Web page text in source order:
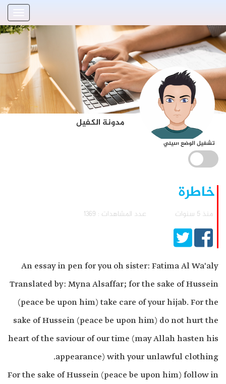
مدونة الكفيل
تشغيل الوضع الليلي
خاطرة
منذ 5 سنوات عدد المشاهدات : 1369
An essay in pen for you oh sister: Fatima Al Wa'aly
Translated by: Myna Alsaffar; for the sake of Hussein
(peace be upon him) take care of your hijab. For the
sake of Hussein (peace be upon him) do not hurt the
heart of the saviour of our time (may Allah hasten his
appearance) with your unlawful clothing.
For the sake of Hussein (peace be upon him) follow in